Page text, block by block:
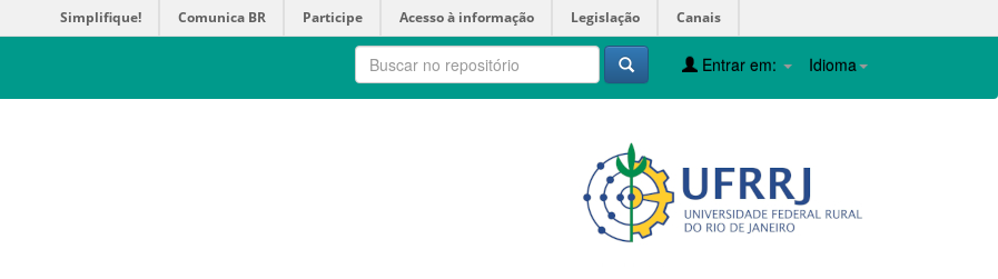
Simplifique! Comunica BR Participe Acesso à informação Legislação Canais
Idioma
Entrar em: